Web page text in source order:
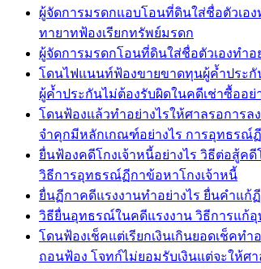
ผู้จัดการมรดกแอบโอนที่ดินใส่ชื่อตัวเอ
ทายาทฟ้องเรียกทรัพย์มรดก
ผู้จัดการมรดกโอนที่ดินใส่ชื่อตัวเองทำ
โดนไฟแนนท์ฟ้องขายขาดทุนผู้ค้ำประกั
ผู้ค้ำประกันไม่ต้องรับผิดในคดีเช่าซื้ออย่
โดนฟ้องแล้วทำอย่างไรให้ศาลรอการ
จำคุกมีหลักเกณฑ์อย่างไร การอุทธรณ์
ยื่นฟ้องคดีโกงเจ้าหนี้อย่างไร วิธีต่อสู้ค
วิธีการอุทธรณ์ฏีกาข้อหาโกงเจ้าหนี้
ยื่นฏีกาคดีแรงงานทำอย่างไร ยื่นคำแ
วิธียื่นอุทธรณ์ในคดีแรงงาน วิธีการแก้
โดนฟ้องเช็คแต่เรียกเงินเกินยอดเช็คท
ถอนฟ้อง โจทก์ไม่ยอมรับเงินแต่จะให้ศ